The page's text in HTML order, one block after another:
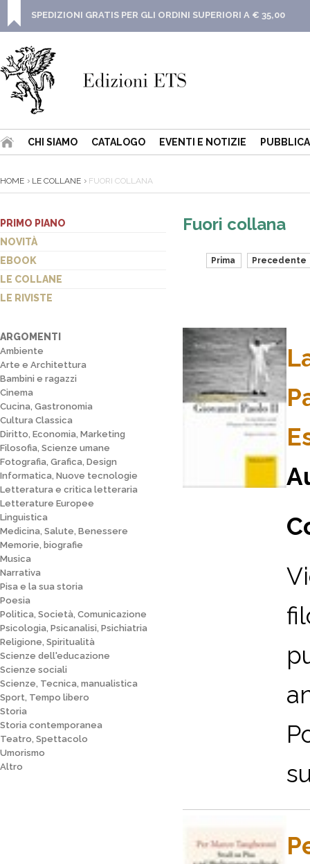
SPEDIZIONI GRATIS PER GLI ORDINI SUPERIORI A € 35,00
CHI SIAMO CATALOGO EVENTI E NOTIZIE
HOME LE COLLANE FUORI COLLANA
PRIMO PIANO
NOVITÀ
EBOOK
LE COLLANE
LE RIVISTE
ARGOMENTI
Ambiente
Arte e Architettura
Bambini e ragazzi
Cinema
Cucina, Gastronomia
Cultura Classica
Diritto, Economia, Marketing
Filosofia, Scienze umane
Fotografia, Grafica, Design
Informatica, Nuove tecnologie
Letteratura e critica letteraria
Letterature Europee
Linguistica
Medicina, Salute, Benessere
Memorie, biografie
Musica
Narrativa
Pisa e la sua storia
Poesia
Politica, Società, Comunicazione
Psicologia, Psicanalisi, Psichiatria
Religione, Spiritualità
Scienze dell'educazione
Scienze sociali
Scienze, Tecnica, manualistica
Sport, Tempo libero
Storia
Storia contemporanea
Teatro, Spettacolo
Umorismo
Altro
Fuori collana
Prima Precedente